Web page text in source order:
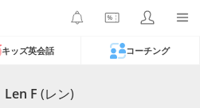
キッズ英会話 コーチング
Len F (レン)